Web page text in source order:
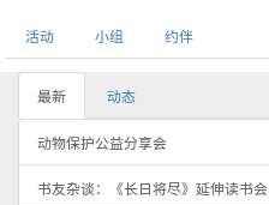
活动 小组 约伴
最新 动态
动物保护公益分享会
书友杂谈：《长日将尽》延伸读书会